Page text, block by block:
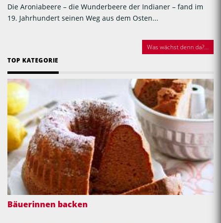
Die Aroniabeere – die Wunderbeere der Indianer – fand im
19. Jahrhundert seinen Weg aus dem Osten...
Was wächst denn da?...
TOP KATEGORIE
Bäuerinnen backen